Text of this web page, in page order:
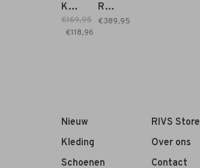
Kilian
Blouse
met
€169,95
€118,96
Roman
Hoog
€389,95
Nieuw
Kleding
Schoenen
RIVS Store
Over ons
Contact